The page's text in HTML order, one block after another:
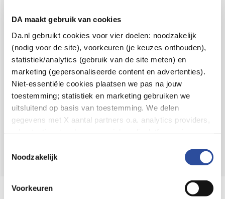
DA maakt gebruik van cookies
Da.nl gebruikt cookies voor vier doelen: noodzakelijk
(nodig voor de site), voorkeuren (je keuzes onthouden),
statistiek/analytics (gebruik van de site meten) en
marketing (gepersonaliseerde content en advertenties).
Niet-essentiële cookies plaatsen we pas na jouw
toestemming; statistiek en marketing gebruiken we
uitsluitend op basis van toestemming. We delen
gegevens met X aantal partners o.a. analytics providers,
en de bewaartermijnen per categorie. Je kunt je keuze op
gegevensverwerking staat in de
Privacyverklaring
Noodzakelijk
Voorkeuren
8.6 uit4.106 reviews
Over DA
Klantenservice
Assortiment
VolgDAop:
Online aanbieder medicijnen